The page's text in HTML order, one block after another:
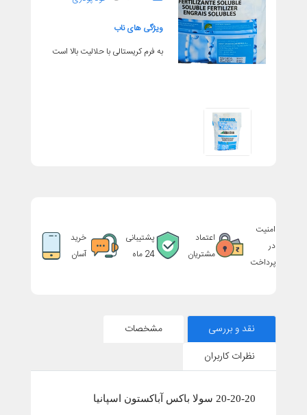
ویژگی های ناب
به فرم کریستالی با حلالیت بالا است
امنیت
در
پرداخت
اعتماد
مشتریان
پشتیبانی
24 ماه
خرید
آسان
نقد و بررسی
مشخصات
نظرات کاربران
20-20-20 سولا باکس آباکستون اسپانیا